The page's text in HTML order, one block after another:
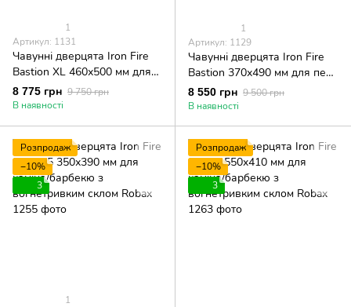
1
Артикул: 1131
Чавунні дверцята Iron Fire
Bastion XL 460х500 мм для
печі/барбекю з
вогнетривким склом Robax
8 775 грн 9 750 грн
В наявності
1
Артикул: 1129
Чавунні дверцята Iron Fire
Bastion 370х490 мм для печі/
барбекю з вогнетривким
склом Robax
8 550 грн 9 500 грн
В наявності
Розпродаж
−10%
3
1
Розпродаж
−10%
3